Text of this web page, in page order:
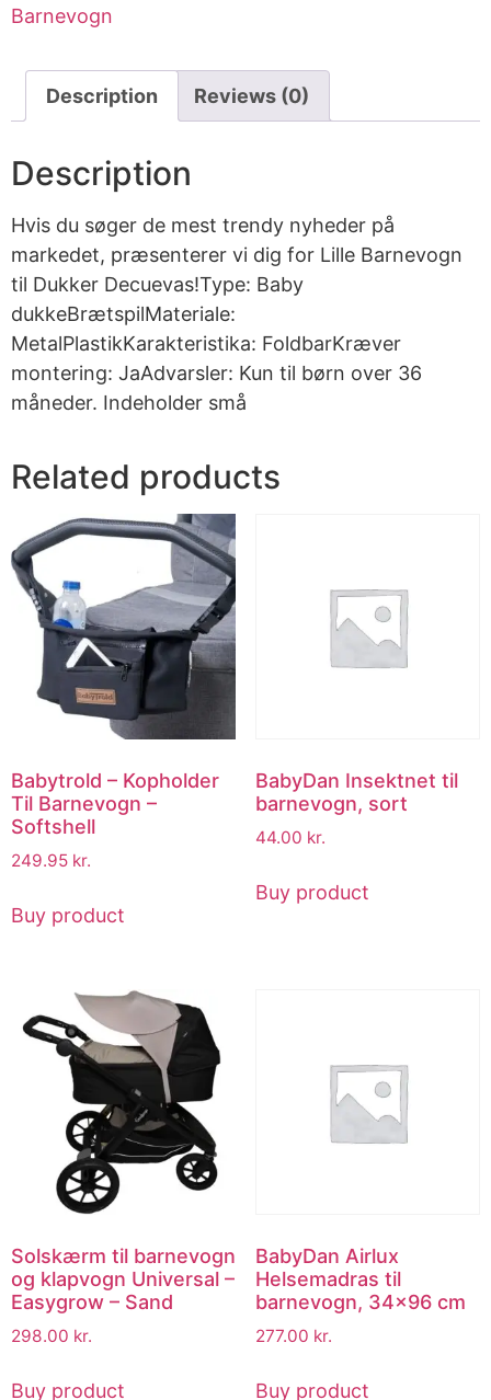
Barnevogn
Description Reviews (0)
Description
Hvis du søger de mest trendy nyheder på
markedet, præsenterer vi dig for Lille Barnevogn
til Dukker Decuevas!Type: Baby
dukkeBrætspilMateriale:
MetalPlastikKarakteristika: FoldbarKræver
montering: JaAdvarsler: Kun til børn over 36
måneder. Indeholder små
Related products
Babytrold – Kopholder
Til Barnevogn –
Softshell
249.95 kr.
Buy product
BabyDan Insektnet til
barnevogn, sort
44.00 kr.
Buy product
Solskærm til barnevogn
og klapvogn Universal –
Easygrow – Sand
298.00 kr.
Buy product
BabyDan Airlux
Helsemadras til
barnevogn, 34×96 cm
277.00 kr.
Buy product